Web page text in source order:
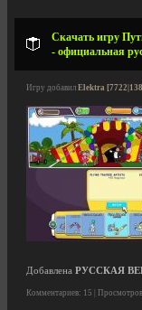
Скачать игру
- официальная
Игру добавил Elektra
Добавлена РУССКАЯ
Комментариев: 15 |